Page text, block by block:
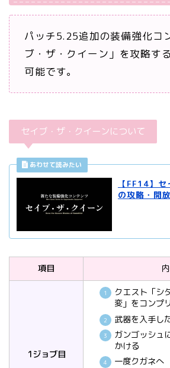
パッチ5.25追加の装備強化コ
ブ・ザ・クイーン」を攻略す
可能です。
セイブ・ザ・クイーンについて
【FF14】
の攻略・開
項目
1ジョブ目
クエスト「シ
変」をコンプ
武器を入手し
ガンゴッシュ
かける
一度クガネへ